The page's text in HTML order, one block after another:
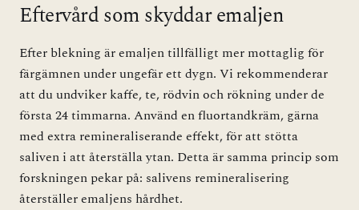
Eftervård som skyddar emaljen
Efter blekning är emaljen tillfälligt mer mottaglig för
färgämnen under ungefär ett dygn. Vi rekommenderar
att du undviker kaffe, te, rödvin och rökning under de
första 24 timmarna. Använd en fluortandkräm, gärna
med extra remineraliserande effekt, för att stötta
saliven i att återställa ytan. Detta är samma princip som
forskningen pekar på: salivens remineralisering
återställer emaljens hårdhet.